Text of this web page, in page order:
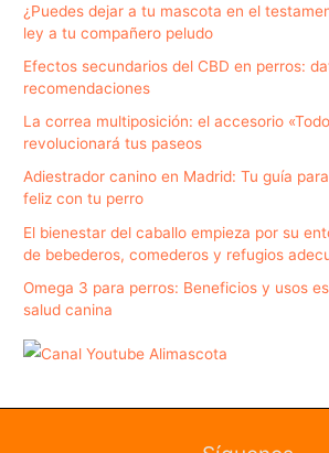
¿Puedes dejar a tu mascota en el
ley a tu compañero peludo
Efectos secundarios del CBD en perros:
recomendaciones
La correa multiposición: el accesorio
revolucionará tus paseos
Adiestrador canino en Madrid: Tu guía
feliz con tu perro
El bienestar del caballo empieza por su
de bebederos, comederos y refugios
Omega 3 para perros: Beneficios y usos
salud canina